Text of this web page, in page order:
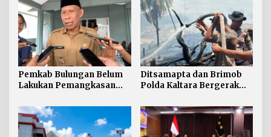
Pemkab Bulungan Belum
Lakukan Pemangkasan
Ada Arahan Pusat
Ditsamapta dan Brimob
Polda Kaltara Bergerak
Kebakaran Lahan Gambut
2 Hektar di Bulungan